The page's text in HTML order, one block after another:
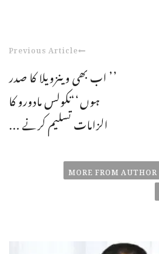
Previous Article
’’ اب بھی وینزویلا کا صدر
ہوں‘‘نکولس مادورو کا
الزامات تسلیم کرنے ...
MORE FROM AUTHOR